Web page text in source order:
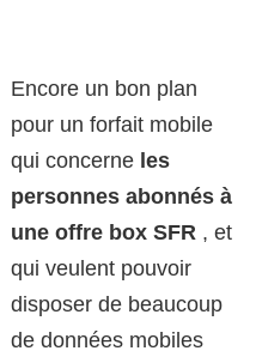
Encore un bon plan
pour un forfait mobile
qui concerne les
personnes abonnés à
une offre box SFR , et
qui veulent pouvoir
disposer de beaucoup
de données mobiles